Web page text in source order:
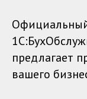
предлагает
вашего